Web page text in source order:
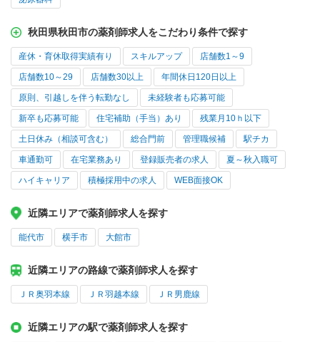
秋田県秋田市の薬剤師求人をこだわり条件で探す
産休・育休取得実績有り スキルアップ 店舗数1～9
店舗数10～29 店舗数30以上 年間休日120日以上
原則、引越しを伴う転勤なし 未経験者も応募可能
新卒も応募可能 住宅補助（手当）あり 残業月10ｈ以下
土日休み（相談可含む） 総合門前 管理職候補 駅チカ
車通勤可 在宅業務あり 登録販売者の求人 夏～秋入職可
ハイキャリア 積極採用中の求人 WEB面接OK
近隣エリアで薬剤師求人を探す
能代市 横手市 大館市
近隣エリアの路線で薬剤師求人を探す
ＪＲ奥羽本線 ＪＲ羽越本線 ＪＲ男鹿線
近隣エリアの駅で薬剤師求人を探す